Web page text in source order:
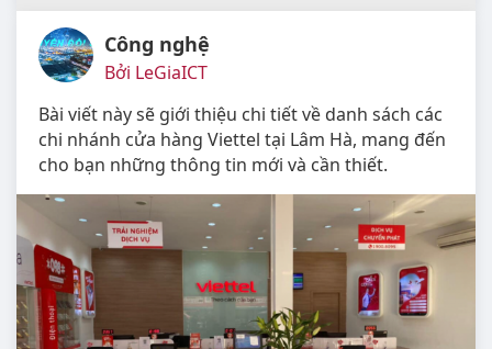
Công nghệ
Bởi LeGiaICT
Bài viết này sẽ giới thiệu chi tiết về danh sách các
chi nhánh cửa hàng Viettel tại Lâm Hà, mang đến
cho bạn những thông tin mới và cần thiết.